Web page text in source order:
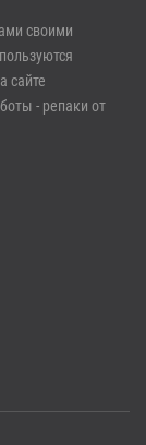
своими
сайте
- репаки от